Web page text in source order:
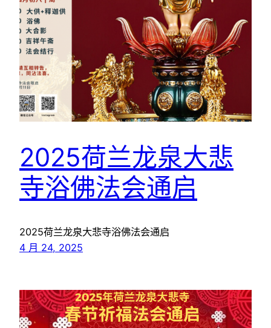
2025荷兰龙泉大悲
寺浴佛法会通启
2025荷兰龙泉大悲寺浴佛法会通启
4 月 24, 2025